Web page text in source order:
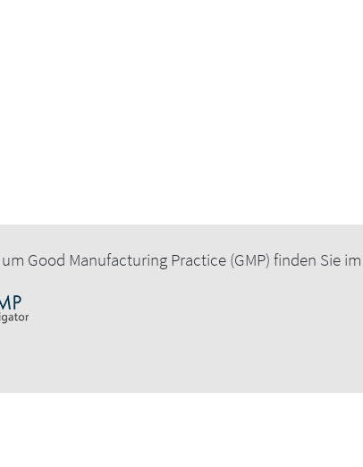
Good Manufacturing Practice (GMP) finden Sie im